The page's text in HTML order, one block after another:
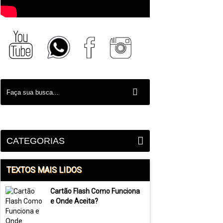
CATEGORIAS
TEXTOS MAIS LIDOS
Cartão Flash Como Funciona
e Onde Aceita?